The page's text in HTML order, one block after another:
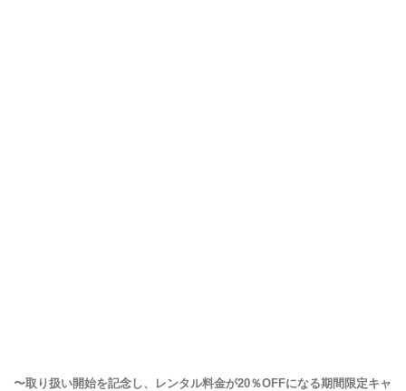
〜取り扱い開始を記念し、レンタル料金が20％OFFになる期間限定キャ